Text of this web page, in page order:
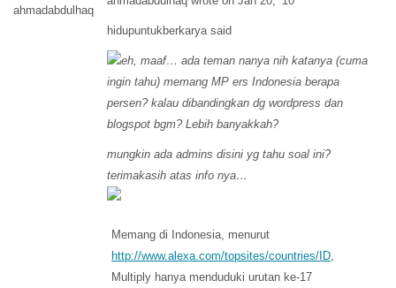
hidupuntukberkarya said
eh, maaf… ada teman nanya nih katanya (cuma
ingin tahu) memang MP ers Indonesia berapa
persen? kalau dibandingkan dg wordpress dan
blogspot bgm? Lebih banyakkah?
mungkin ada admins disini yg tahu soal ini?
terimakasih atas info nya…
Memang di Indonesia, menurut
http://www.alexa.com/topsites/countries/ID,
Multiply hanya menduduki urutan ke-17